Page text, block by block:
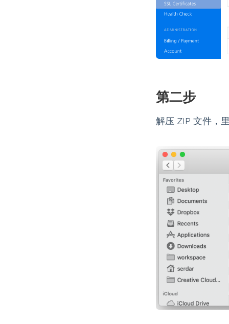
第二步
解压 ZIP 文件，